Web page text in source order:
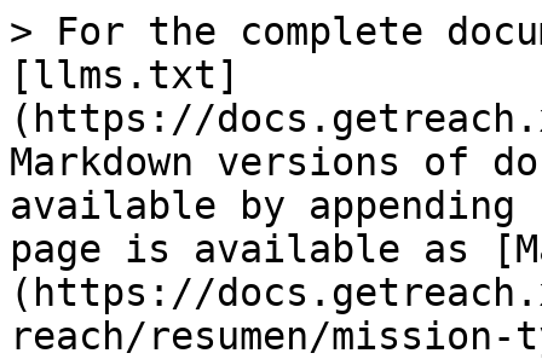
> For the complete
[llms.txt]
(https://
Markdown versions of
available by
page is available as
(https://
reach/resumen/mission-